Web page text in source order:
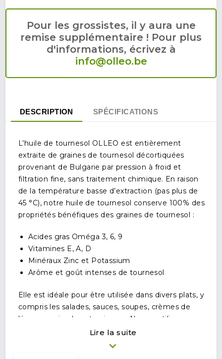
Pour les grossistes, il y aura une
remise supplémentaire ! Pour plus
d'informations, écrivez à
info@olleo.be
DESCRIPTION SPÉCIFICATIONS
L’huile de tournesol OLLEO est entièrement
extraite de graines de tournesol décortiquées
provenant de Bulgarie par pression à froid et
filtration fine, sans traitement chimique. En raison
de la température basse d’extraction (pas plus de
45 °C), notre huile de tournesol conserve 100% des
propriétés bénéfiques des graines de tournesol :
Acides gras Oméga 3, 6, 9
Vitamines E, A, D
Minéraux Zinc et Potassium
Arôme et goût intenses de tournesol
Elle est idéale pour être utilisée dans divers plats, y
compris les salades, sauces, soupes, crèmes de
légumes, viandes et poissons. Ne pas utiliser pour
la friture, l’ébullition et la cuisson au four. Une
sédimentation peut apparaître lorsque la
Lire la suite